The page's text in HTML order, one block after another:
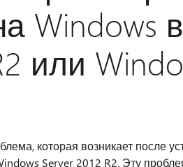
Windows
или
которая возникает после
Server 2012 R2. Эту